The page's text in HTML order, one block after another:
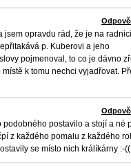
jsem opravdu rád, že je na
p. Kuberovi a jeho
pojmenoval, to co je dávno
k tomu nechci vyjadřovat.
podobného postavilo a stojí a né
z každého pomalu z každého
se místo nich králíkárny :-((